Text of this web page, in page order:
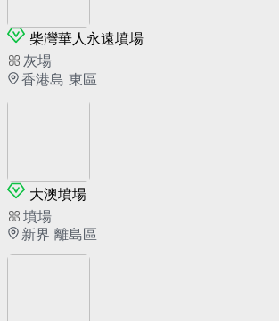
柴灣華人永遠墳場
灰場
香港島 東區
大澳墳場
墳場
新界 離島區